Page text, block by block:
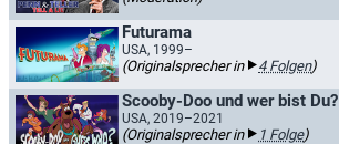
Futurama
USA, 1999–
(Originalsprecher in 4 Folgen)
Scooby-Doo und wer bist Du?
USA, 2019–2021
(Originalsprecher in 1 Folge)